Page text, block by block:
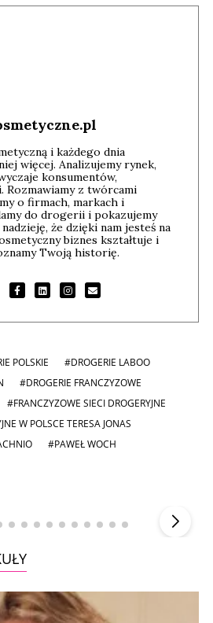
i każdego dnia
więcej. Analizujemy rynek,
konsumentów,
Rozmawiamy z twórcami
o firmach, markach i
do drogerii i pokazujemy
że dzięki nam jesteś na
biznes kształtuje i
Twoją historię.
POLSKIE
#DROGERIE LABOO
#DROGERIE FRANCZYZOWE
#FRANCZYZOWE SIECI DROGERYJNE
W POLSCE TERESA JONAS
#PAWEŁ WOCH